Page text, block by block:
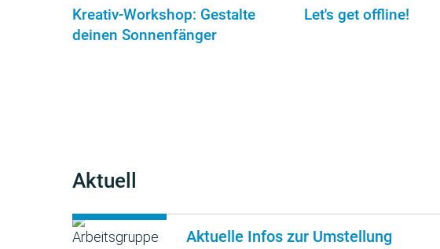
Kreativ-Workshop: Gestalte
deinen Sonnenfänger
Let's get offline!
Aktuell
Aktuelle Infos zur Umstellung